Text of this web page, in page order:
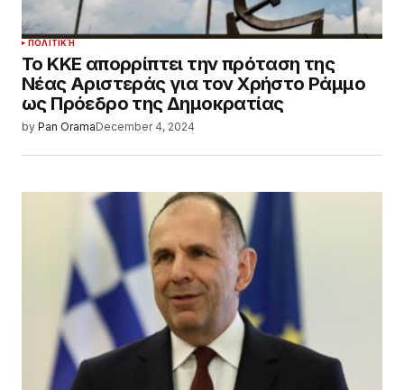
ΠΟΛΙΤΙΚΉ
Το ΚΚΕ απορρίπτει την πρόταση της
Νέας Αριστεράς για τον Χρήστο Ράμμο
ως Πρόεδρο της Δημοκρατίας
by Pan OramaDecember 4, 2024